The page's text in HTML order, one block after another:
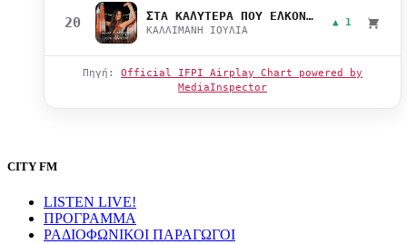
20 ΣΤΑ ΚΑΛΥΤΕΡΑ ΠΟΥ ΕΛΚΟΝΤΑΙ
ΚΑΛΛΙΜΑΝΗ ΙΟΥΛΙΑ
▲ 1
Πηγή: Official IFPI Airplay Chart powered by
MediaInspector
CITY FM
LISTEN LIVE!
ΠΡΟΓΡΑΜΜΑ
ΡΑΔΙΟΦΩΝΙΚΟΙ ΠΑΡΑΓΩΓΟΙ